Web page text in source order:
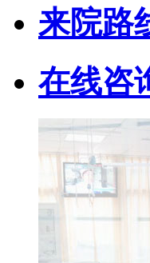
来院路
在线咨